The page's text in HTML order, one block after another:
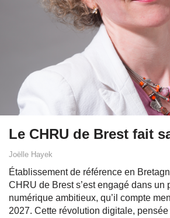
Le CHRU de Brest fait
Joëlle Hayek
Établissement de référence en
CHRU de Brest s’est engagé dans un
numérique ambitieux, qu’il compte
2027. Cette révolution digitale,